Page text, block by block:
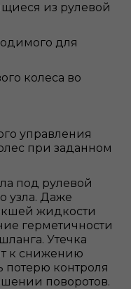
из рулевой
для
колеса во
управления
при заданном
под рулевой
узла. Даже
жидкости
герметичности
Утечка
к снижению
потерю контроля
поворотов.